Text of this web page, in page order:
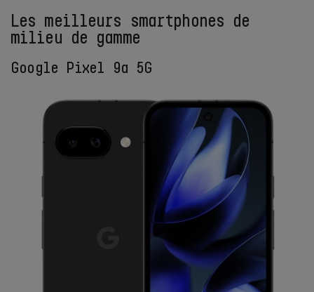
Les meilleurs smartphones de
milieu de gamme
Google Pixel 9a 5G